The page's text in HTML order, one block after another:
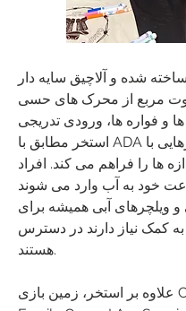
شده و آلاچیق سایه دار
2450 فوت مربع از محرک های حسی
و فواره ها، ورودی تدریجی
استخر مطابق با ADA و شناورهایی با
ها را فراهم می کند. افراد
خود به آب وارد می شوند
و ویلچرهای آبی همیشه برای
کمک نیاز دارند در دسترس
هستند.
علاوه بر استخر، زمین بازی Chartrand